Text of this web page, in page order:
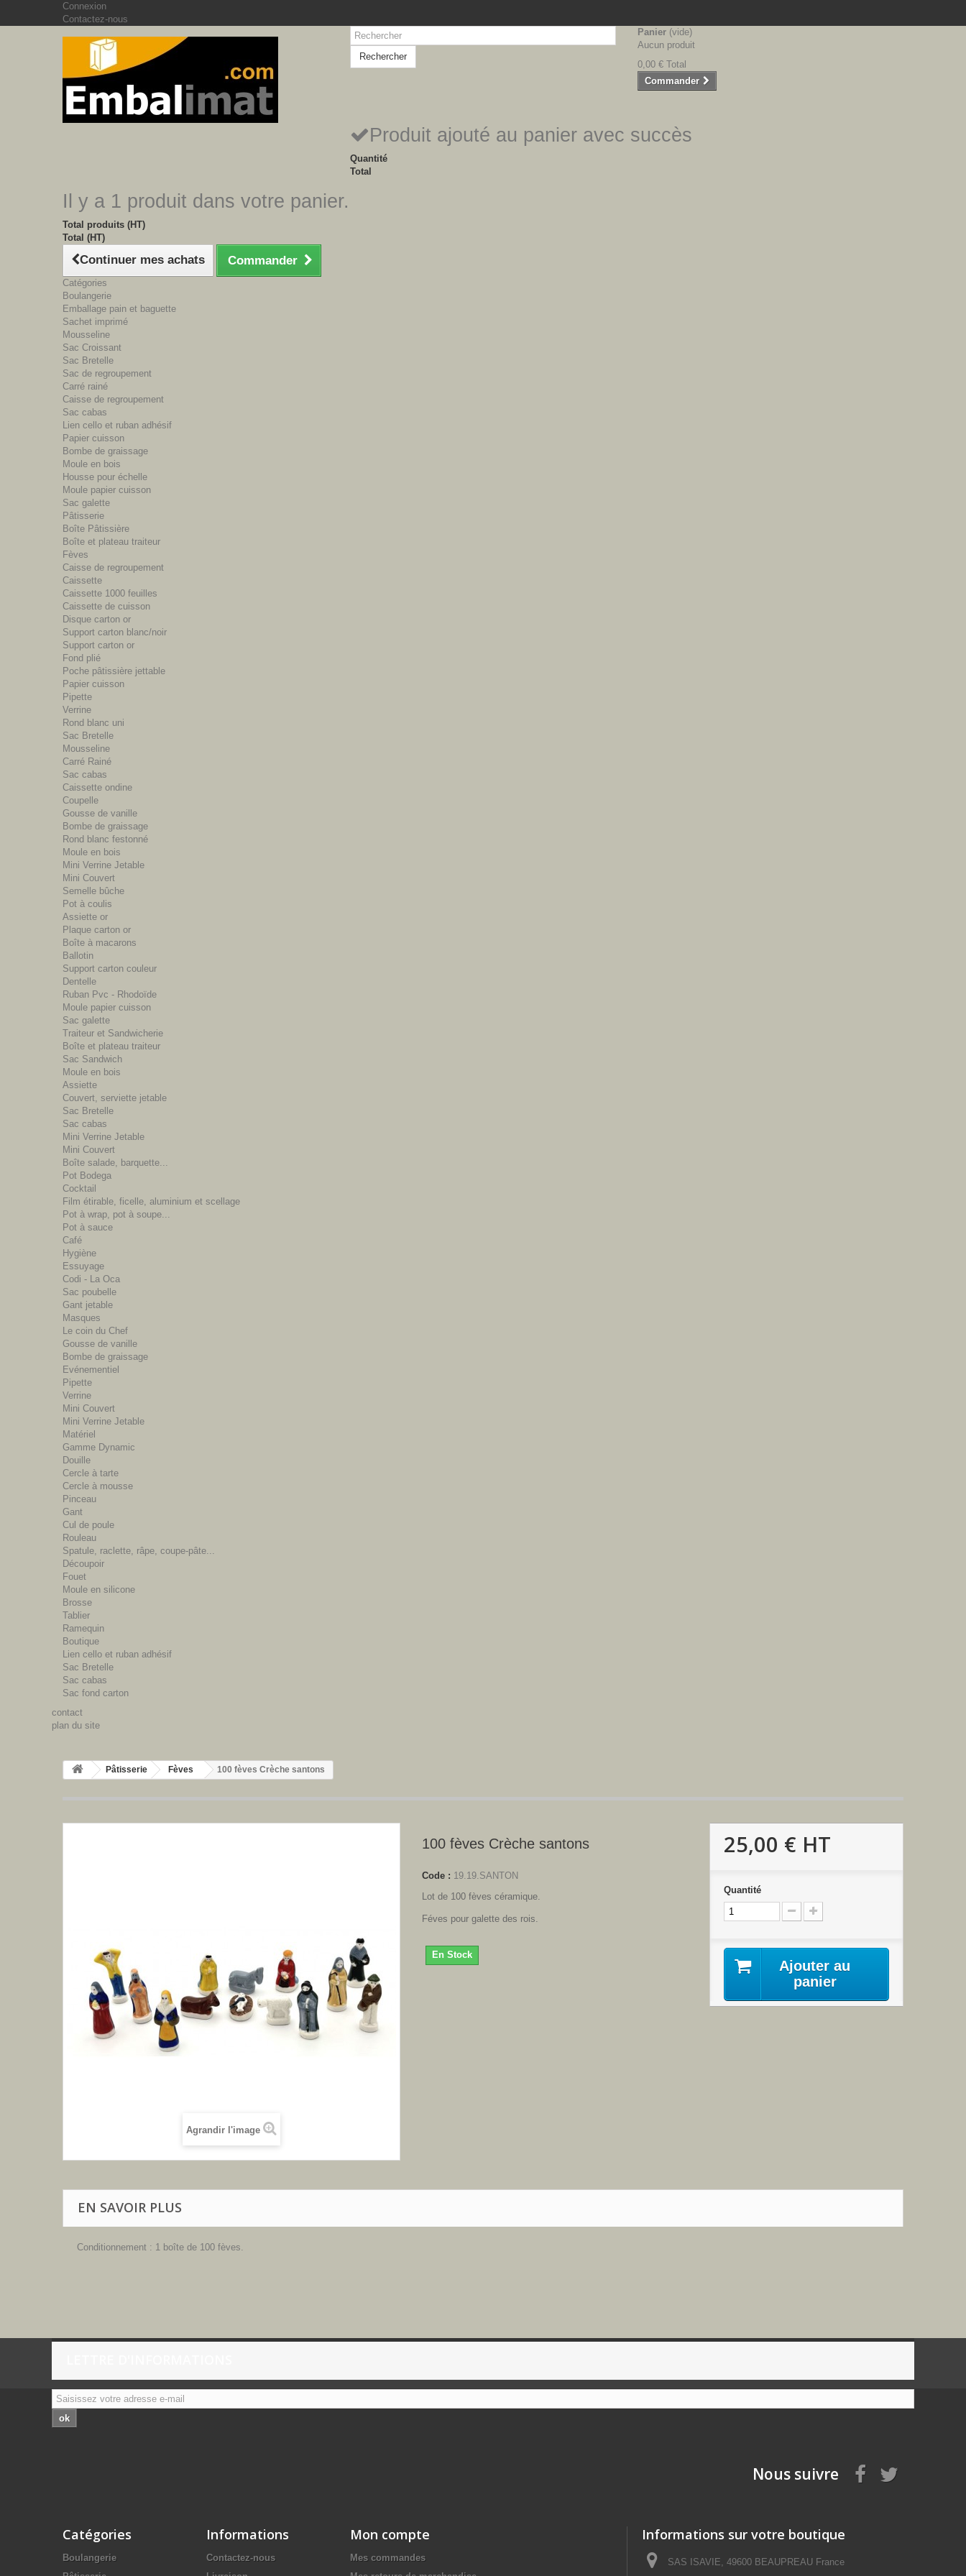
Connexion
Contactez-nous
Rechercher
Panier (vide)
Aucun produit
0,00 € Total
Commander
Produit ajouté au panier avec succès
Quantité
Total
Il y a 1 produit dans votre panier.
Total produits (HT)
Total (HT)
Continuer mes achats Commander
Catégories
Boulangerie
Emballage pain et baguette
Sachet imprimé
Mousseline
Sac Croissant
Sac Bretelle
Sac de regroupement
Carré rainé
Caisse de regroupement
Sac cabas
Lien cello et ruban adhésif
Papier cuisson
Bombe de graissage
Moule en bois
Housse pour échelle
Moule papier cuisson
Sac galette
Pâtisserie
Boîte Pâtissière
Boîte et plateau traiteur
Fèves
Caisse de regroupement
Caissette
Caissette 1000 feuilles
Caissette de cuisson
Disque carton or
Support carton blanc/noir
Support carton or
Fond plié
Poche pâtissière jettable
Papier cuisson
Pipette
Verrine
Rond blanc uni
Sac Bretelle
Mousseline
Carré Rainé
Sac cabas
Caissette ondine
Coupelle
Gousse de vanille
Bombe de graissage
Rond blanc festonné
Moule en bois
Mini Verrine Jetable
Mini Couvert
Semelle bûche
Pot à coulis
Assiette or
Plaque carton or
Boîte à macarons
Ballotin
Support carton couleur
Dentelle
Ruban Pvc - Rhodoïde
Moule papier cuisson
Sac galette
Traiteur et Sandwicherie
Boîte et plateau traiteur
Sac Sandwich
Moule en bois
Assiette
Couvert, serviette jetable
Sac Bretelle
Sac cabas
Mini Verrine Jetable
Mini Couvert
Boîte salade, barquette...
Pot Bodega
Cocktail
Film étirable, ficelle, aluminium et scellage
Pot à wrap, pot à soupe...
Pot à sauce
Café
Hygiène
Essuyage
Codi - La Oca
Sac poubelle
Gant jetable
Masques
Le coin du Chef
Gousse de vanille
Bombe de graissage
Evénementiel
Pipette
Verrine
Mini Couvert
Mini Verrine Jetable
Matériel
Gamme Dynamic
Douille
Cercle à tarte
Cercle à mousse
Pinceau
Gant
Cul de poule
Rouleau
Spatule, raclette, râpe, coupe-pâte...
Découpoir
Fouet
Moule en silicone
Brosse
Tablier
Ramequin
Boutique
Lien cello et ruban adhésif
Sac Bretelle
Sac cabas
Sac fond carton
contact
plan du site
Pâtisserie Fèves 100 fèves Crèche santons
Agrandir l'image
100 fèves Crèche santons
Code : 19.19.SANTON
Lot de 100 fèves céramique.
Féves pour galette des rois.
En Stock
25,00 € HT
Quantité
Ajouter au
panier
EN SAVOIR PLUS
Conditionnement : 1 boîte de 100 fèves.
ok
Nous suivre
Catégories
Boulangerie
Informations
Contactez-nous
Mon compte
Mes commandes
Informations sur votre boutique
SAS ISAVIE, 49600 BEAUPREAU France